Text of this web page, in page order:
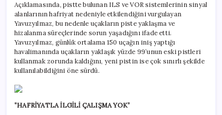
Açıklamasında, pistte bulunan ILS ve VOR sistemlerinin sinyal
alanlarının hafriyat nedeniyle etkilendiğini vurgulayan
Yavuzyılmaz, bu nedenle uçakların piste yaklaşma ve
hizalanma süreçlerinde sorun yaşadığını ifade etti.
Yavuzyılmaz, günlük ortalama 150 uçağın iniş yaptığı
havalimanında uçakların yaklaşık yüzde 99’unun eski pistleri
kullanmak zorunda kaldığını, yeni pistin ise çok sınırlı şekilde
kullanılabildiğini öne sürdü.
“HAFRİYATLA İLGİLİ ÇALIŞMA YOK”